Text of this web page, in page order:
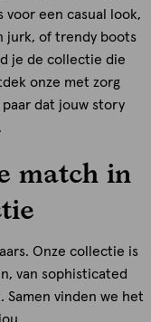
voor een casual look,
jurk, of trendy boots
je de collectie die
onze met zorg
dat jouw story
match in
Onze collectie is
van sophisticated
vinden we het